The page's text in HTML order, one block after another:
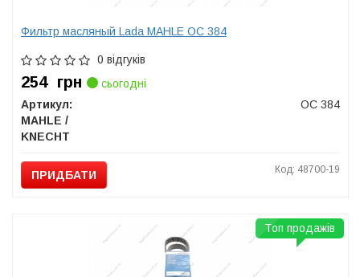
Фильтр масляный Lada MAHLE OC 384
0 відгуків
254 грн
сьогодні
Артикул:
OC 384
MAHLE /
KNECHT
ПРИДБАТИ Код: 48700-19
Топ продажів